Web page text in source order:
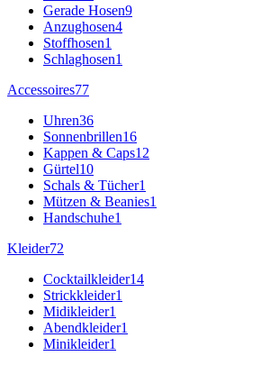
Gerade Hosen9
Anzughosen4
Stoffhosen1
Schlaghosen1
Accessoires77
Uhren36
Sonnenbrillen16
Kappen & Caps12
Gürtel10
Schals & Tücher1
Mützen & Beanies1
Handschuhe1
Kleider72
Cocktailkleider14
Strickkleider1
Midikleider1
Abendkleider1
Minikleider1